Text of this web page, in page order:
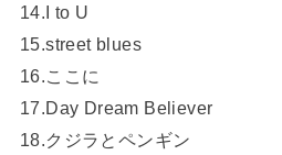
14.I to U
15.street blues
16.ここに
17.Day Dream Believer
18.クジラとペンギン